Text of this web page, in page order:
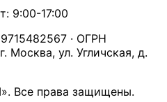
9:00-17:00
· ОГРН
Москва, ул. Угличская, д.
Все права защищены.